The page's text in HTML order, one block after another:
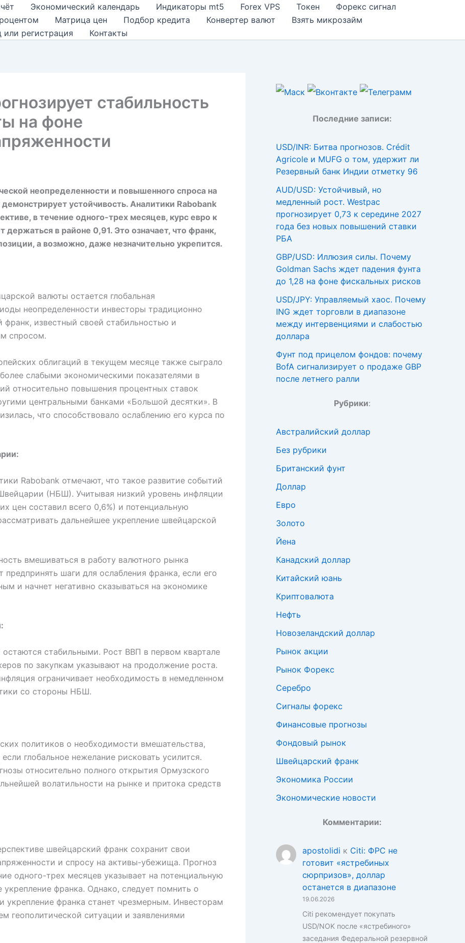
Экономический календарь Индикаторы mt5 Forex VPS Токен
Форекс сигнал
Матрица цен Подбор кредита Конвертер валют
Взять микрозайм
или регистрация Контакты
стабильность
на фоне
неопределенности и повышенного спроса на
устойчивость. Аналитики Rabobank
в течение одного-трех месяцев, курс евро к
в районе 0,91. Это означает, что франк,
а возможно, даже незначительно укрепится.
валюты остается глобальная
неопределенности инвесторы традиционно
известный своей стабильностью и
спросом.
облигаций в текущем месяце также сыграло
слабыми экономическими показателями в
относительно повышения процентных ставок
центральными банками «Большой десятки». В
что способствовало ослаблению его курса по
Rabobank отмечают, что такое развитие событий
(НБШ). Учитывая низкий уровень инфляции
цен составил всего 0,6%) и потенциальную
дальнейшее укрепление швейцарской
вмешиваться в работу валютного рынка
шаги для ослабления франка, если его
и начнет негативно сказываться на экономике
стабильными. Рост ВВП в первом квартале
по закупкам указывают на продолжение роста.
ограничивает необходимость в немедленном
со стороны НБШ.
политиков о необходимости вмешательства,
глобальное нежелание рисковать усилится.
относительно полного открытия Ормузского
волатильности на рынке и притока средств
швейцарский франк сохранит свои
и спросу на активы-убежища. Прогноз
одного-трех месяцев указывает на потенциальную
укрепление франка. Однако, следует помнить о
франка станет чрезмерным. Инвесторам
геополитической ситуации и заявлениями
Последние записи:
USD/INR: Битва прогнозов. Crédit
Agricole и MUFG о том, удержит ли
Резервный банк Индии отметку 96
AUD/USD: Устойчивый, но
медленный рост. Westpac
прогнозирует 0,73 к середине 2027
года без новых повышений ставки
РБА
GBP/USD: Иллюзия силы. Почему
Goldman Sachs ждет падения фунта
до 1,28 на фоне фискальных рисков
USD/JPY: Управляемый хаос. Почему
ING ждет торговли в диапазоне
между интервенциями и слабостью
доллара
Фунт под прицелом фондов: почему
BofA сигнализирует о продаже GBP
после летнего ралли
Рубрики:
Австралийский доллар
Без рубрики
Британский фунт
Доллар
Евро
Золото
Йена
Канадский доллар
Китайский юань
Криптовалюта
Нефть
Новозеландский доллар
Рынок акции
Рынок Форекс
Серебро
Сигналы форекс
Финансовые прогнозы
Фондовый рынок
Швейцарский франк
Экономика России
Экономические новости
Комментарии:
apostolidi к Citi: ФРС не
готовит «ястребиных
сюрпризов», доллар
останется в диапазоне
19.06.2026
Citi рекомендует покупать
USD/NOK после «ястребиного»
заседания Федеральной резервной